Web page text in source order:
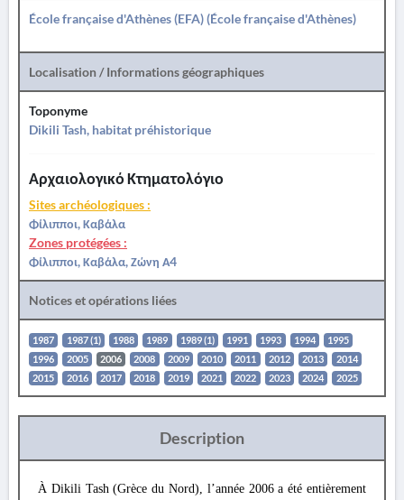
École française d'Athènes (EFA) (École française d'Athènes)
Localisation / Informations géographiques
Toponyme
Dikili Tash, habitat préhistorique
Αρχαιολογικό Κτηματολόγιο
Sites archéologiques :
Φίλιπποι, Καβάλα
Zones protégées :
Φίλιπποι, Καβάλα, Ζώνη Α4
Notices et opérations liées
1987 1987 (1) 1988 1989 1989 (1) 1991 1993 1994
1995
1996
2005 2006 2008 2009 2010 2011 2012 2013
2014
2015
2016 2017 2018 2019 2021 2022 2023 2024 2025
Description
À Dikili Tash (Grèce du Nord), l’année 2006 a été entièrement